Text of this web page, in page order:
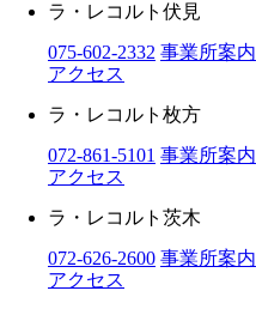
ラ・レコルト伏見
075-602-2332 事業所案内
アクセス
ラ・レコルト枚方
072-861-5101 事業所案内
アクセス
ラ・レコルト茨木
072-626-2600 事業所案内
アクセス